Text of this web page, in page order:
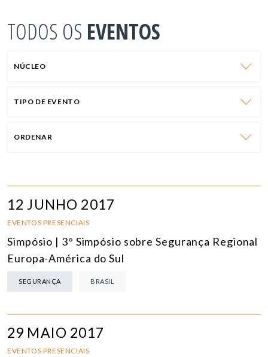
TODOS OS EVENTOS
NÚCLEO
TIPO DE EVENTO
ORDENAR
12 JUNHO 2017
EVENTOS PRESENCIAIS
Simpósio | 3° Simpósio sobre Segurança Regional
Europa-América do Sul
SEGURANÇA BRASIL
29 MAIO 2017
EVENTOS PRESENCIAIS